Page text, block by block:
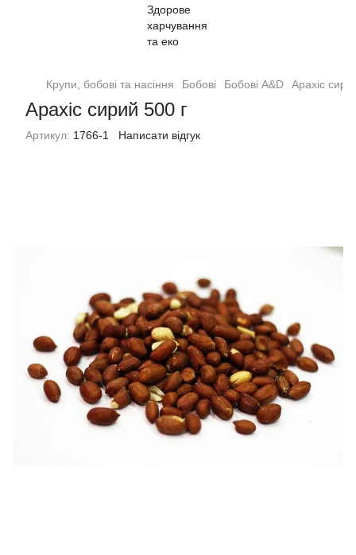
Крупи, бобові та насіння Бобові Бобові A&D Арахіс
Арахіс сирий 500 г
Артикул: 1766-1 Написати відгук